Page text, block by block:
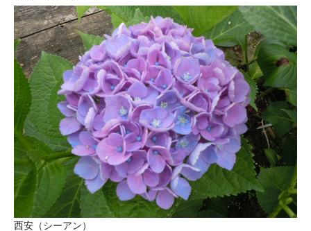
西安（シーアン）